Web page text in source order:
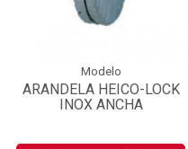
Modelo
ARANDELA HEICO-LOCK
INOX ANCHA